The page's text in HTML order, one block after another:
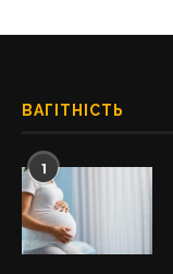
ВАГІТНІСТЬ
1